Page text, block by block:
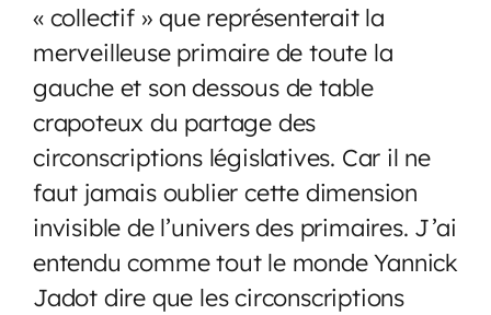
« collectif » que représenterait la
merveilleuse primaire de toute la
gauche et son dessous de table
crapoteux du partage des
circonscriptions législatives. Car il ne
faut jamais oublier cette dimension
invisible de l’univers des primaires. J’ai
entendu comme tout le monde Yannick
Jadot dire que les circonscriptions